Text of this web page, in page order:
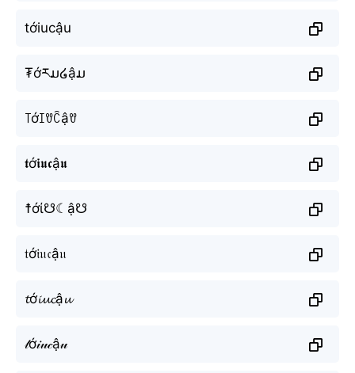
tớiucậu
₮ớརມ໒ậມ
꓄ớꀤꀎꉓậꀎ
𝖙ớ𝖎𝖚𝖈ậ𝖚
☨ớί☋☾ậ☋
𝔱ớ𝔦𝔲𝔠ậ𝔲
𝓽ớ𝓲𝓾𝓬ậ𝓾
𝓉ớ𝒾𝓊𝒸ậ𝓊